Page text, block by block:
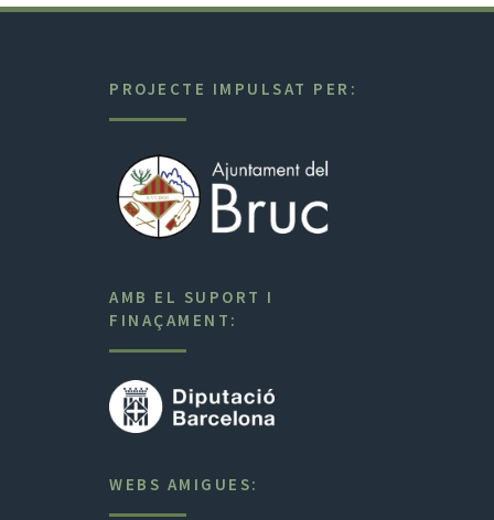
PROJECTE IMPULSAT PER:
AMB EL SUPORT I
FINAÇAMENT:
WEBS AMIGUES: